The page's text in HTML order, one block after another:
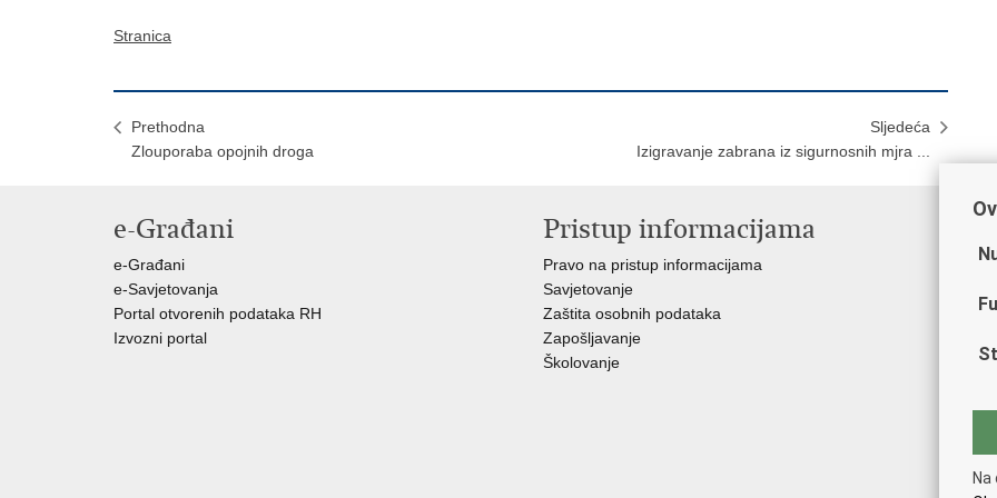
Stranica
Prethodna
Zlouporaba opojnih droga
Sljedeća
Izigravanje zabrana iz sigurnosnih mjra ...
e-Građani
e-Građani
e-Savjetovanja
Portal otvorenih podataka RH
Izvozni portal
Pristup informacijama
Pravo na pristup informacijama
Savjetovanje
Zaštita osobnih podataka
Zapošljavanje
Školovanje